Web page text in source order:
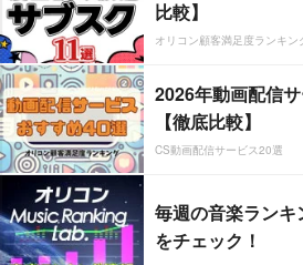
比較】
オリコン顧客満足度ランキン
2026年動画配信
【徹底比較】
CS動画配信サービス20選
毎週の音楽ラン
をチェック！